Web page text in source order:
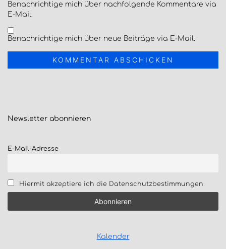
Benachrichtige mich über nachfolgende Kommentare via
E-Mail.
Benachrichtige mich über neue Beiträge via E-Mail.
Newsletter abonnieren
E-Mail-Adresse
Hiermit akzeptiere ich die Datenschutzbestimmungen
Kalender